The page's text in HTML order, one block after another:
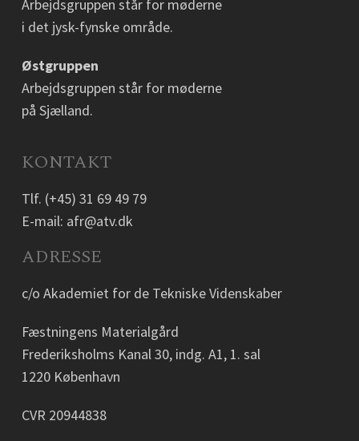
Arbejdsgruppen står for møderne
i det jysk-fynske område.
Østgruppen
Arbejdsgruppen står for møderne
på Sjælland.
KONTAKT
Tlf. (+45) 31 69 49 79
E-mail: afr@atv.dk
ADRESSE
c/o Akademiet for de Tekniske Videnskaber
Fæstningens Materialgård
Frederiksholms Kanal 30, indg. A1, 1. sal
1220 København
CVR 20944838